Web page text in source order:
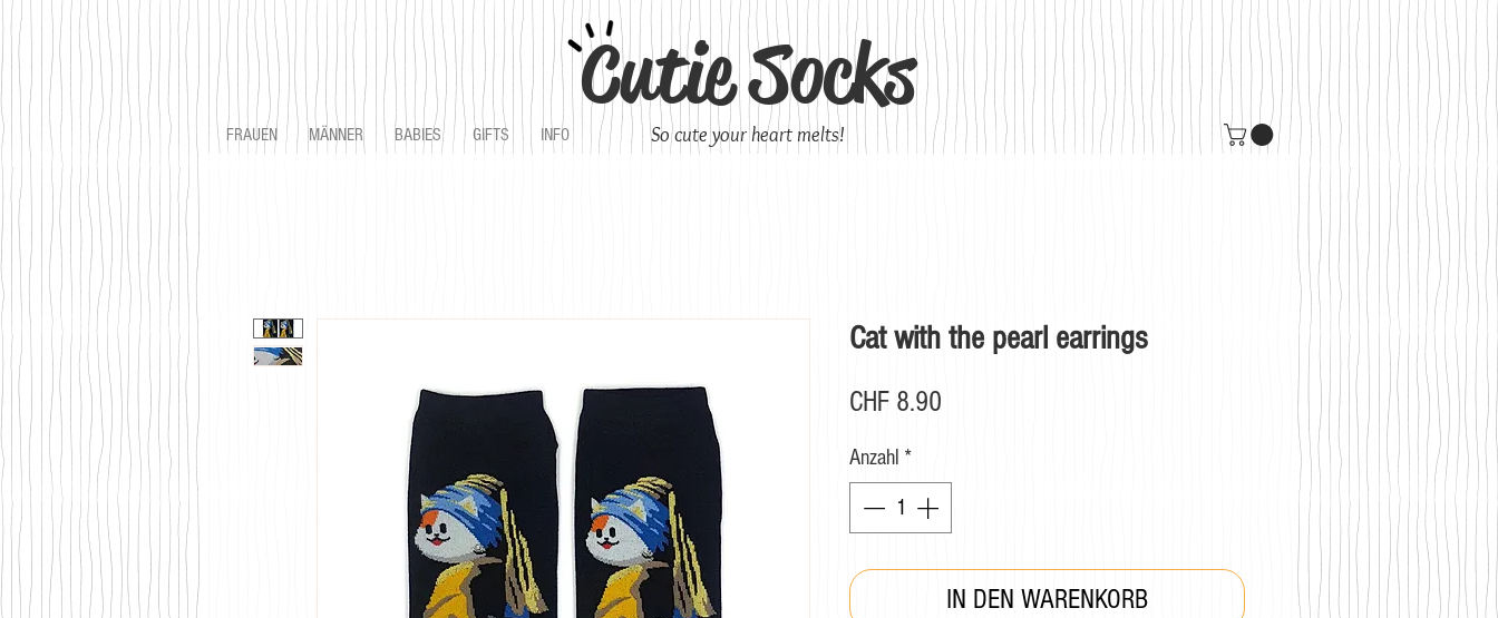
Cutie Socks
FRAUEN MÄNNER BABIES GIFTS INFO So cute your heart melts!
Cat with the pearl earrings
CHF 8.90
Anzahl *
IN DEN WARENKORB